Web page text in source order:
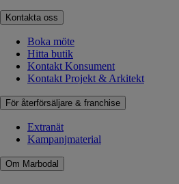
Kontakta oss
Boka möte
Hitta butik
Kontakt Konsument
Kontakt Projekt & Arkitekt
För återförsäljare & franchise
Extranät
Kampanjmaterial
Om Marbodal